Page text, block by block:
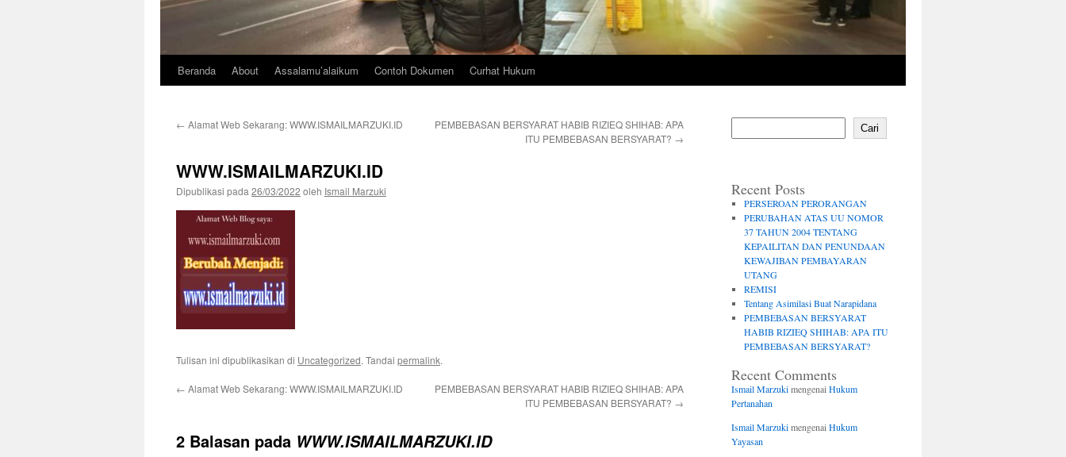
Beranda About Assalamu’alaikum Contoh Dokumen Curhat Hukum
← Alamat Web Sekarang: WWW.ISMAILMARZUKI.ID
PEMBEBASAN BERSYARAT HABIB RIZIEQ SHIHAB: APA
ITU PEMBEBASAN BERSYARAT? →
WWW.ISMAILMARZUKI.ID
Dipublikasi pada 26/03/2022 oleh Ismail Marzuki
Tulisan ini dipublikasikan di Uncategorized. Tandai permalink.
← Alamat Web Sekarang: WWW.ISMAILMARZUKI.ID
PEMBEBASAN BERSYARAT HABIB RIZIEQ SHIHAB: APA
ITU PEMBEBASAN BERSYARAT? →
2 Balasan pada WWW.ISMAILMARZUKI.ID
Cari
Recent Posts
PERSEROAN PERORANGAN
PERUBAHAN ATAS UU NOMOR
37 TAHUN 2004 TENTANG
KEPAILITAN DAN PENUNDAAN
KEWAJIBAN PEMBAYARAN
UTANG
REMISI
Tentang Asimilasi Buat Narapidana
PEMBEBASAN BERSYARAT
HABIB RIZIEQ SHIHAB: APA ITU
PEMBEBASAN BERSYARAT?
Recent Comments
Ismail Marzukimengenai Hukum
Pertanahan
Ismail Marzukimengenai Hukum
Yayasan